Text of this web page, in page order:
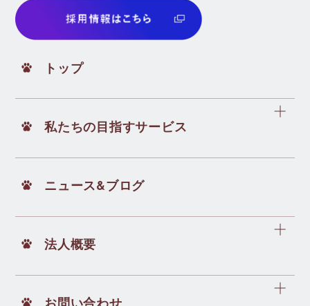
トップ
私たちの目指すサービス
ニュース&ブログ
法人概要